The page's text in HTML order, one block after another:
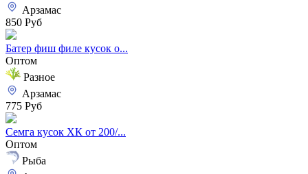
Арзамас
850 Руб
Батер фиш филе кусок о...
Оптом
Разное
Арзамас
775 Руб
Семга кусок ХК от 200/...
Оптом
Рыба